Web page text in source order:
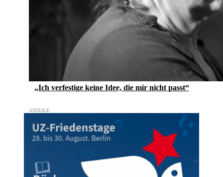
„Ich verfestige keine Idee, die mir nicht passt“